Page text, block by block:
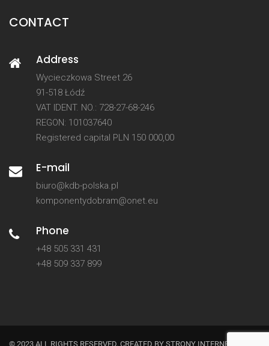
CONTACT
Address
Wycieczkowa Street 26
91-518 Łódź
VAT IDENT. NO.: 728-27-68-246
REGON: 101037640
Registered capital PLN 150 000,00
E-mail
biuro@kdb-polska.pl
komponentydobram@onet.eu
Phone
+48 505 331 431
+48 509 337 899
© 2023 ALL RIGHTS RESERVED. CREATED BY STRONY INTERNETOWE